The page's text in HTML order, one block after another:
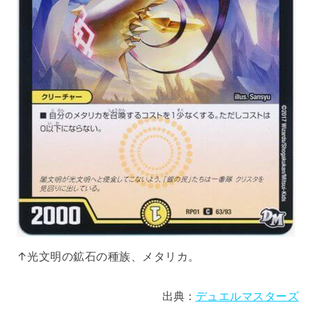
↑光文明の鉱石の種族、メタリカ。
出典： デュエルマスターズ